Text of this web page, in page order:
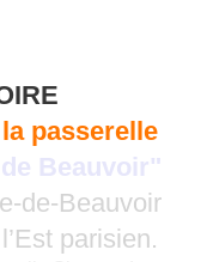
passerelle
Beauvoir"
de-Beauvoir
parisien.